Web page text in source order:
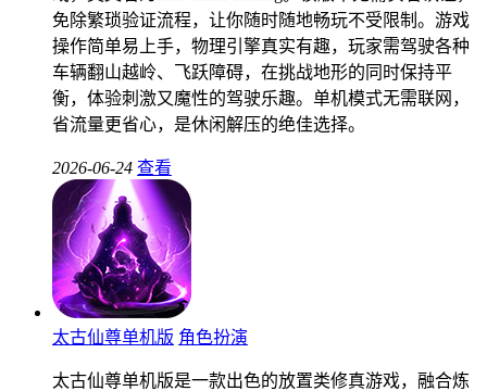
免除繁琐验证流程，让你随时随地畅玩不受限制。游戏
操作简单易上手，物理引擎真实有趣，玩家需驾驶各种
车辆翻山越岭、飞跃障碍，在挑战地形的同时保持平
衡，体验刺激又魔性的驾驶乐趣。单机模式无需联网，
省流量更省心，是休闲解压的绝佳选择。
2026-06-24 查看
太古仙尊单机版 角色扮演
太古仙尊单机版是一款出色的放置类修真游戏，融合炼